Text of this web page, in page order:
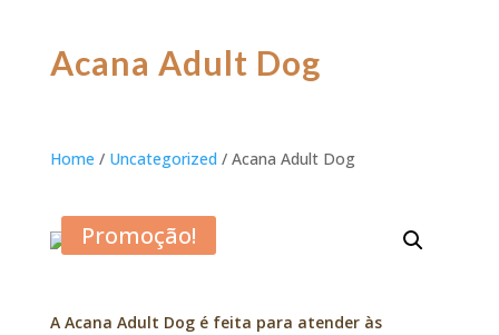
Acana Adult Dog
Home / Uncategorized / Acana Adult Dog
Promoção!
A Acana Adult Dog é feita para atender às